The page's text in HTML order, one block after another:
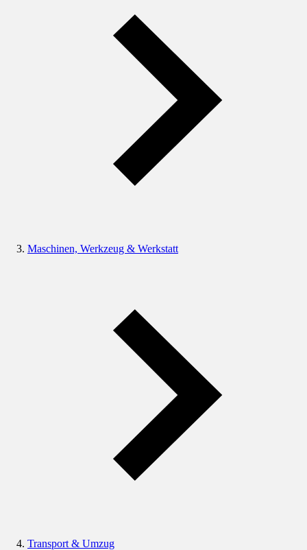
Maschinen, Werkzeug & Werkstatt
Transport & Umzug